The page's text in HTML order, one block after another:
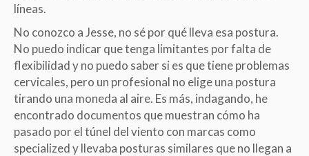
líneas.
No conozco a Jesse, no sé por qué lleva esa postura.
No puedo indicar que tenga limitantes por falta de
flexibilidad y no puedo saber si es que tiene problemas
cervicales, pero un profesional no elige una postura
tirando una moneda al aire. Es más, indagando, he
encontrado documentos que muestran cómo ha
pasado por el túnel del viento con marcas como
specialized y llevaba posturas similares que no llegan a